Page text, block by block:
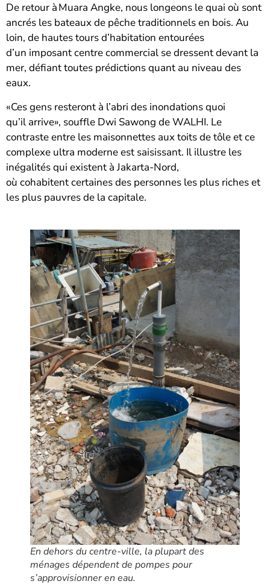
De retour à Muara Angke, nous longeons le quai où sont
ancrés les bateaux de pêche traditionnels en bois. Au
loin, de hautes tours d’habitation entourées
d’un imposant centre commercial se dressent devant la
mer, défiant toutes prédictions quant au niveau des
eaux.
«Ces gens resteront à l’abri des inondations quoi
qu’il arrive», souffle Dwi Sawong de WALHI. Le
contraste entre les maisonnettes aux toits de tôle et ce
complexe ultra moderne est saisissant. Il illustre les
inégalités qui existent à Jakarta-Nord,
où cohabitent certaines des personnes les plus riches et
les plus pauvres de la capitale.
En dehors du centre-ville, la plupart des
ménages dépendent de pompes pour
s’approvisionner en eau.